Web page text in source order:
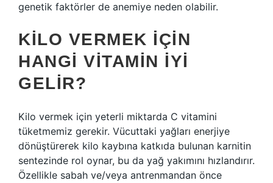
genetik faktörler de anemiye neden olabilir.
KILO VERMEK IÇIN
HANGI VITAMIN IYI
GELIR?
Kilo vermek için yeterli miktarda C vitamini
tüketmemiz gerekir. Vücuttaki yağları enerjiye
dönüştürerek kilo kaybına katkıda bulunan karnitin
sentezinde rol oynar, bu da yağ yakımını hızlandırır.
Özellikle sabah ve/veya antrenmandan önce